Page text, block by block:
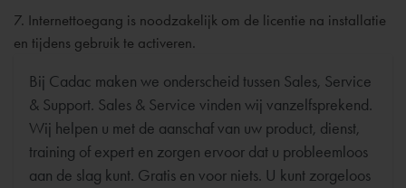
7. Internettoegang is noodzakelijk om de licentie na installatie
en tijdens gebruik te activeren.
Bij Cadac maken we onderscheid tussen Sales, Service
& Support. Sales & Service vinden wij vanzelfsprekend.
Wij helpen u met de aanschaf van uw product, dienst,
training of expert en zorgen ervoor dat u probleemloos
aan de slag kunt. Gratis en voor niets. U kunt zorgeloos